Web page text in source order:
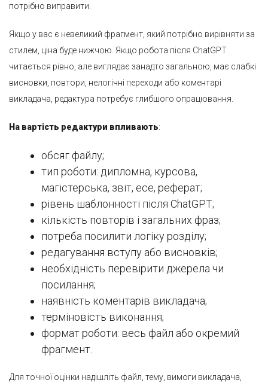
потрібно виправити.
Якщо у вас є невеликий фрагмент, який потрібно вирівняти за
стилем, ціна буде нижчою. Якщо робота після ChatGPT
читається рівно, але виглядає занадто загальною, має слабкі
висновки, повтори, нелогічні переходи або коментарі
викладача, редактура потребує глибшого опрацювання.
На вартість редактури впливають:
обсяг файлу;
тип роботи: дипломна, курсова,
магістерська, звіт, есе, реферат;
рівень шаблонності після ChatGPT;
кількість повторів і загальних фраз;
потреба посилити логіку розділу;
редагування вступу або висновків;
необхідність перевірити джерела чи
посилання;
наявність коментарів викладача;
терміновість виконання;
формат роботи: весь файл або окремий
фрагмент.
Для точної оцінки надішліть файл, тему, вимоги викладача,